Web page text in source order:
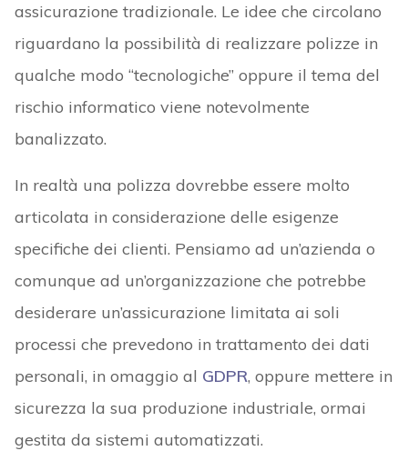
assicurazione tradizionale. Le idee che circolano
riguardano la possibilità di realizzare polizze in
qualche modo “tecnologiche” oppure il tema del
rischio informatico viene notevolmente
banalizzato.
In realtà una polizza dovrebbe essere molto
articolata in considerazione delle esigenze
specifiche dei clienti. Pensiamo ad un’azienda o
comunque ad un’organizzazione che potrebbe
desiderare un’assicurazione limitata ai soli
processi che prevedono in trattamento dei dati
personali, in omaggio al GDPR, oppure mettere in
sicurezza la sua produzione industriale, ormai
gestita da sistemi automatizzati.